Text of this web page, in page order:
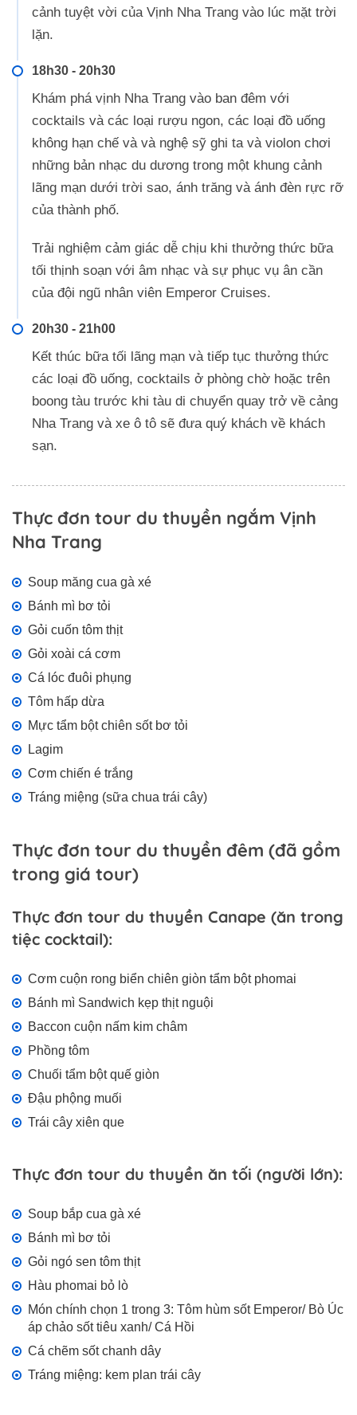
cảnh tuyệt vời của Vịnh Nha Trang vào lúc mặt trời
lặn.
18h30 - 20h30
Khám phá vịnh Nha Trang vào ban đêm với
cocktails và các loại rượu ngon, các loại đồ uống
không hạn chế và và nghệ sỹ ghi ta và violon chơi
những bản nhạc du dương trong một khung cảnh
lãng mạn dưới trời sao, ánh trăng và ánh đèn rực rỡ
của thành phố.
Trải nghiệm cảm giác dễ chịu khi thưởng thức bữa
tối thịnh soạn với âm nhạc và sự phục vụ ân cần
của đội ngũ nhân viên Emperor Cruises.
20h30 - 21h00
Kết thúc bữa tối lãng mạn và tiếp tục thưởng thức
các loại đồ uống, cocktails ở phòng chờ hoặc trên
boong tàu trước khi tàu di chuyển quay trở về cảng
Nha Trang và xe ô tô sẽ đưa quý khách về khách
sạn.
Thực đơn tour du thuyền ngắm Vịnh
Nha Trang
Soup măng cua gà xé
Bánh mì bơ tỏi
Gỏi cuốn tôm thịt
Gỏi xoài cá cơm
Cá lóc đuôi phụng
Tôm hấp dừa
Mực tẩm bột chiên sốt bơ tỏi
Lagim
Cơm chiến é trắng
Tráng miệng (sữa chua trái cây)
Thực đơn tour du thuyền đêm (đã gồm
trong giá tour)
Thực đơn tour du thuyền Canape (ăn trong
tiệc cocktail):
Cơm cuộn rong biển chiên giòn tẩm bột phomai
Bánh mì Sandwich kẹp thịt nguội
Baccon cuộn nấm kim châm
Phồng tôm
Chuối tẩm bột quế giòn
Đậu phộng muối
Trái cây xiên que
Thực đơn tour du thuyền ăn tối (người lớn):
Soup bắp cua gà xé
Bánh mì bơ tỏi
Gỏi ngó sen tôm thịt
Hàu phomai bỏ lò
Món chính chọn 1 trong 3: Tôm hùm sốt Emperor/ Bò Úc
áp chảo sốt tiêu xanh/ Cá Hồi
Cá chẽm sốt chanh dây
Tráng miệng: kem plan trái cây